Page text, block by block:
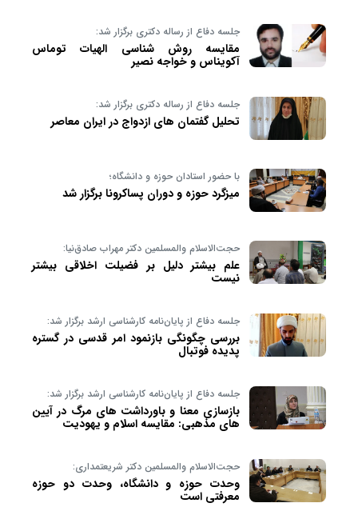
جلسه دفاع از رساله دکتری برگزار شد:
مقایسه روش شناسی الهیات توماس
آکویناس و خواجه نصیر
جلسه دفاع از رساله دکتری برگزار شد:
تحلیل گفتمان های ازدواج در ایران معاصر
با حضور استادان حوزه و دانشگاه؛
میزگرد حوزه و دوران پساکرونا برگزار شد
حجت‌الاسلام والمسلمین دکتر مهراب صادق‌نیا:
علم بیشتر دلیل بر فضیلت اخلاقی بیشتر
نیست
جلسه دفاع از پایان‌نامه کارشناسی ارشد برگزار شد:
بررسی چگونگی بازنمود امر قدسی در گستره
پدیده فوتبال
جلسه دفاع از پایان‌نامه کارشناسی ارشد برگزار شد:
بازسازی معنا و باورداشت های مرگ در آیین
های مذهبی: مقایسه اسلام و یهودیت
حجت‌الاسلام والمسلمین دکتر شریعتمداری:
وحدت حوزه و دانشگاه، وحدت دو حوزه
معرفتی است